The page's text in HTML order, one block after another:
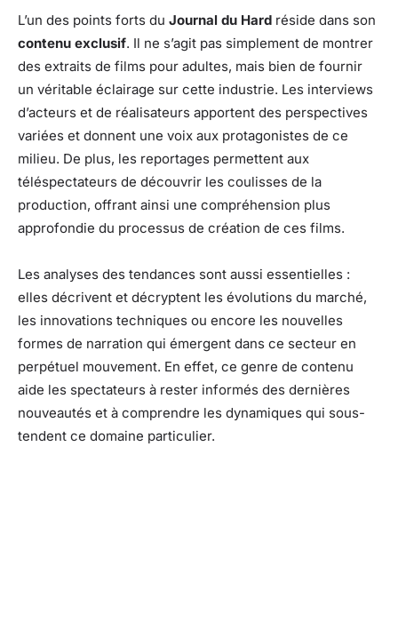
L’un des points forts du Journal du Hard réside dans son
contenu exclusif. Il ne s’agit pas simplement de montrer
des extraits de films pour adultes, mais bien de fournir
un véritable éclairage sur cette industrie. Les interviews
d’acteurs et de réalisateurs apportent des perspectives
variées et donnent une voix aux protagonistes de ce
milieu. De plus, les reportages permettent aux
téléspectateurs de découvrir les coulisses de la
production, offrant ainsi une compréhension plus
approfondie du processus de création de ces films.
Les analyses des tendances sont aussi essentielles :
elles décrivent et décryptent les évolutions du marché,
les innovations techniques ou encore les nouvelles
formes de narration qui émergent dans ce secteur en
perpétuel mouvement. En effet, ce genre de contenu
aide les spectateurs à rester informés des dernières
nouveautés et à comprendre les dynamiques qui sous-
tendent ce domaine particulier.